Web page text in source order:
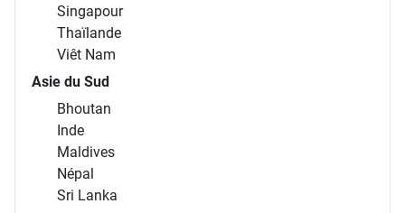
Singapour
Thaïlande
Viêt Nam
Asie du Sud
Bhoutan
Inde
Maldives
Népal
Sri Lanka